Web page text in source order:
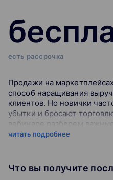
есть рассрочка
Продажи на
способ наращивания
клиентов. Но новички
убытки и бросают
вебинаре разберем
правильно выбрать
На вебинаре обсудим:
читать подробнее
Что вы получите